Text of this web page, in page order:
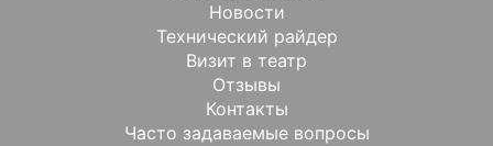
Новости
Технический райдер
Визит в театр
Отзывы
Контакты
Часто задаваемые вопросы